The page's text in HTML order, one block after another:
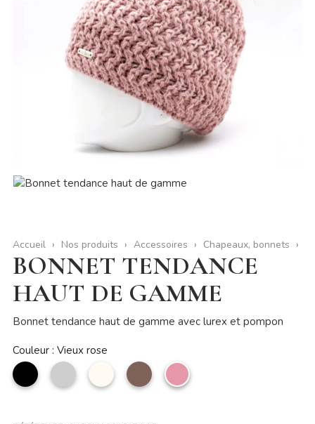
Accueil Nos produits Accessoires Chapeaux, bonnets
BONNET TENDANCE
HAUT DE GAMME
Bonnet tendance haut de gamme avec lurex et pompon
Couleur : Vieux rose
noir Argent Beige taupe
Vieux
rose